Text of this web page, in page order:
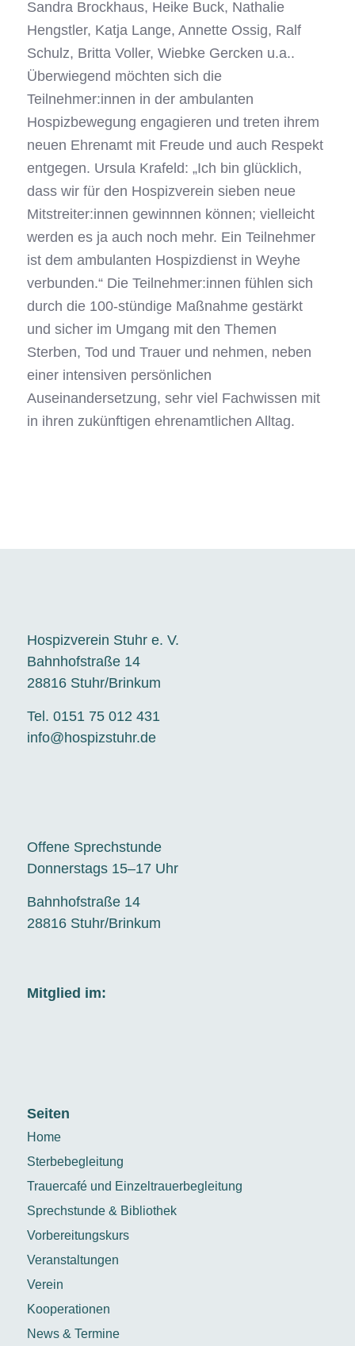
Sandra Brockhaus, Heike Buck, Nathalie
Hengstler, Katja Lange, Annette Ossig, Ralf
Schulz, Britta Voller, Wiebke Gercken u.a..
Überwiegend möchten sich die
Teilnehmer:innen in der ambulanten
Hospizbewegung engagieren und treten ihrem
neuen Ehrenamt mit Freude und auch Respekt
entgegen. Ursula Krafeld: „Ich bin glücklich,
dass wir für den Hospizverein sieben neue
Mitstreiter:innen gewinnnen können; vielleicht
werden es ja auch noch mehr. Ein Teilnehmer
ist dem ambulanten Hospizdienst in Weyhe
verbunden.“ Die Teilnehmer:innen fühlen sich
durch die 100-stündige Maßnahme gestärkt
und sicher im Umgang mit den Themen
Sterben, Tod und Trauer und nehmen, neben
einer intensiven persönlichen
Auseinandersetzung, sehr viel Fachwissen mit
in ihren zukünftigen ehrenamtlichen Alltag.
Hospizverein Stuhr e. V.
Bahnhofstraße 14
28816 Stuhr/Brinkum
Tel. 0151 75 012 431
info@hospizstuhr.de
Offene Sprechstunde
Donnerstags 15–17 Uhr
Bahnhofstraße 14
28816 Stuhr/Brinkum
Mitglied im:
Seiten
Home
Sterbebegleitung
Trauercafé und Einzeltrauerbegleitung
Sprechstunde & Bibliothek
Vorbereitungskurs
Veranstaltungen
Verein
Kooperationen
News & Termine